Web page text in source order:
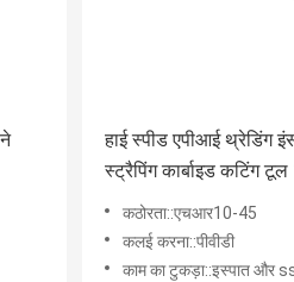
हाई स्पीड एपीआई थ्रेडिंग
स्ट्रैपिंग कार्बाइड कटिंग
8APIRD
कठोरता::एचआर10-45
कलई करना::पीवीडी
काम का टुकड़ा::इस्पात और